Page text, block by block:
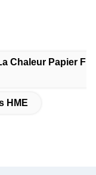
Chaleur Papier
HME